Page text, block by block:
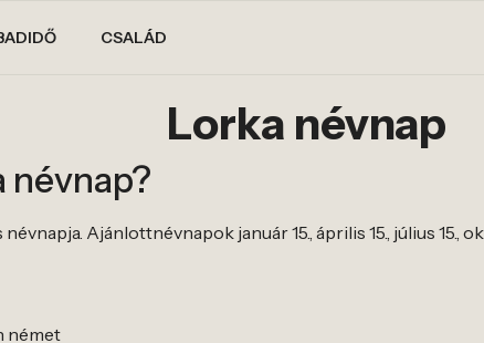
CSALÁD
Lorka névnap
névnap?
Ajánlottnévnapok január 15., április 15., július 15.,
német